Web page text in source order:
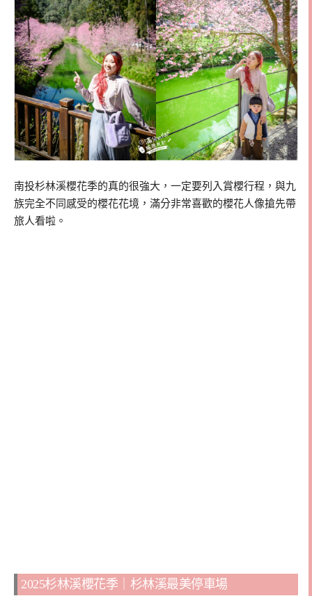
南投杉林溪櫻花季的真的很強大，一定要列入賞櫻行程，與九
族完全不同感受的櫻花花境，滿分非常喜歡的櫻花人像搶先帶
旅人看啦。
2025杉林溪櫻花季｜杉林溪最美停車場